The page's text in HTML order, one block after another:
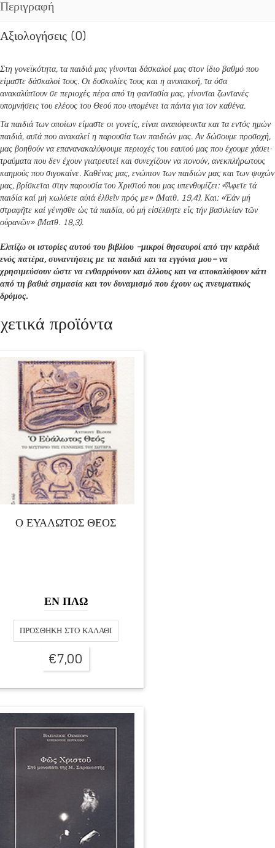
Περιγραφή
Αξιολογήσεις (0)
Στη γονεϊκότητα, τα παιδιά μας γίνονται δάσκαλοί μας στον ίδιο βαθμό που
είμαστε δάσκαλοί τους. Οι δυσκολίες τους και η ανυπακοή, τα όσα
ανακαλύπτουν σε περιοχές πέρα από τη φαντασία μας, γίνονται ζωντανές
υπομνήσεις του ελέους του Θεού που υπομένει τα πάντα για τον καθένα.
Τα παιδιά των οποίων είμαστε οι γονείς, είναι αναπόφευκτα και τα εντός ημών
παιδιά, αυτά που ανακαλεί η παρουσία των παιδιών μας. Αν δώσουμε προσοχή,
μας βοηθούν να επανανακαλύψουμε περιοχές του εαυτού μας που έχουμε χάσει·
τραύματα που δεν έχουν γιατρευτεί και συνεχίζουν να πονούν, ανεκπλήρωτους
καημούς που σιγοκαίνε. Καθένας μας, ενώπιον των παιδιών μας και των ψυχών
μας, βρίσκεται στην παρουσία του Χριστού που μας υπενθυμίζει: «Ἄφετε τά
παιδία καί μή κωλύετε αὐτά ἐλθεῖν πρός με» (Ματθ. 19,4). Και: «Ἐάν μή
στραφῆτε καί γένησθε ὡς τά παιδία, οὐ μή εἰσέλθητε εἰς τήν βασιλείαν τῶν
οὐρανῶν» (Ματθ. 18,3).
Ελπίζω οι ιστορίες αυτού του βιβλίου –μικροί θησαυροί από την καρδιά
ενός πατέρα,συναντήσεις με τα παιδιά και τα εγγόνια μου– να
χρησιμεύσουν ώστε να ενθαρρύνουνκαι άλλους και να αποκαλύψουν κάτι
από τη βαθιά σημασία και τον δυναμισμόπου έχουν ως πνευματικός
δρόμος.
προϊόντα
Ο ΕΥΑΛΩΤΟΣ ΘΕΟΣ
ΕΝ ΠΛΩ
ΠΡΟΣΘΉΚΗ ΣΤΟ ΚΑΛΆΘΙ
€7,00